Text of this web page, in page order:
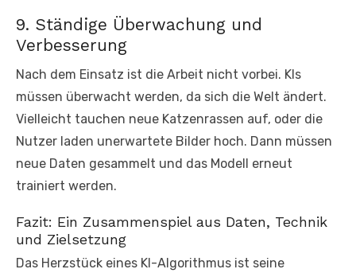
9. Ständige Überwachung und
Verbesserung
Nach dem Einsatz ist die Arbeit nicht vorbei. KIs
müssen überwacht werden, da sich die Welt ändert.
Vielleicht tauchen neue Katzenrassen auf, oder die
Nutzer laden unerwartete Bilder hoch. Dann müssen
neue Daten gesammelt und das Modell erneut
trainiert werden.
Fazit: Ein Zusammenspiel aus Daten, Technik
und Zielsetzung
Das Herzstück eines KI-Algorithmus ist seine